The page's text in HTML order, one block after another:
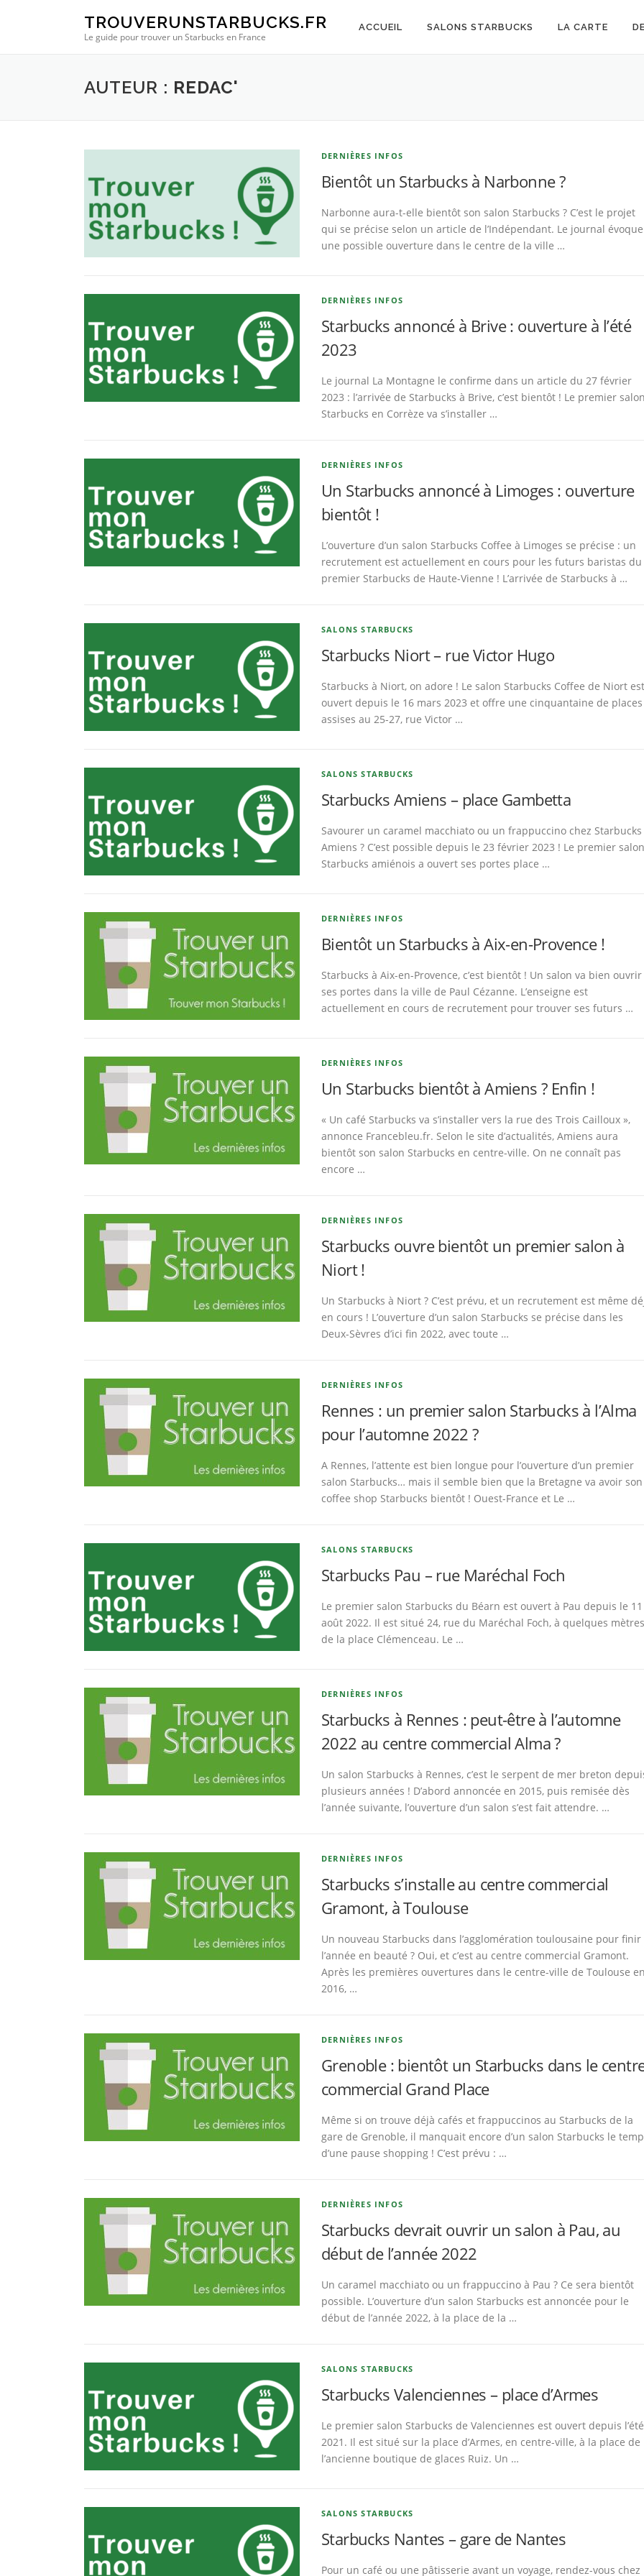
TROUVERUNSTARBUCKS.FR
Le guide pour trouver un Starbucks en France
ACCUEIL SALONS STARBUCKS LA CARTE
AUTEUR : REDAC'
DERNIÈRES INFOS
Bientôt un Starbucks à Narbonne ?
Narbonne aura-t-elle bientôt son salon Starbucks ? C’est le projet
qui se précise selon un article de l’Indépendant. Le journal évoque
une possible ouverture dans le centre de la ville …
DERNIÈRES INFOS
Starbucks annoncé à Brive : ouverture à l’été
2023
Le journal La Montagne le confirme dans un article du 27 février
2023 : l’arrivée de Starbucks à Brive, c’est bientôt ! Le premier
Starbucks en Corrèze va s’installer …
DERNIÈRES INFOS
Un Starbucks annoncé à Limoges : ouverture
bientôt !
L’ouverture d’un salon Starbucks Coffee à Limoges se précise : un
recrutement est actuellement en cours pour les futurs baristas du
premier Starbucks de Haute-Vienne ! L’arrivée de Starbucks à …
SALONS STARBUCKS
Starbucks Niort – rue Victor Hugo
Starbucks à Niort, on adore ! Le salon Starbucks Coffee de Niort est
ouvert depuis le 16 mars 2023 et offre une cinquantaine de places
assises au 25-27, rue Victor …
SALONS STARBUCKS
Starbucks Amiens – place Gambetta
Savourer un caramel macchiato ou un frappuccino chez Starbucks
Amiens ? C’est possible depuis le 23 février 2023 ! Le premier salon
Starbucks amiénois a ouvert ses portes place …
DERNIÈRES INFOS
Bientôt un Starbucks à Aix-en-Provence !
Starbucks à Aix-en-Provence, c’est bientôt ! Un salon va bien ouvrir
ses portes dans la ville de Paul Cézanne. L’enseigne est
actuellement en cours de recrutement pour trouver ses futurs …
DERNIÈRES INFOS
Un Starbucks bientôt à Amiens ? Enfin !
« Un café Starbucks va s’installer vers la rue des Trois Cailloux »,
annonce Francebleu.fr. Selon le site d’actualités, Amiens aura
bientôt son salon Starbucks en centre-ville. On ne connaît pas
encore …
DERNIÈRES INFOS
Starbucks ouvre bientôt un premier salon à
Niort !
Un Starbucks à Niort ? C’est prévu, et un recrutement est même
en cours ! L’ouverture d’un salon Starbucks se précise dans les
Deux-Sèvres d’ici fin 2022, avec toute …
DERNIÈRES INFOS
Rennes : un premier salon Starbucks à l’Alma
pour l’automne 2022 ?
A Rennes, l’attente est bien longue pour l’ouverture d’un premier
salon Starbucks… mais il semble bien que la Bretagne va avoir son
coffee shop Starbucks bientôt ! Ouest-France et Le …
SALONS STARBUCKS
Starbucks Pau – rue Maréchal Foch
Le premier salon Starbucks du Béarn est ouvert à Pau depuis le 11
août 2022. Il est situé 24, rue du Maréchal Foch, à quelques mètres
de la place Clémenceau. Le …
DERNIÈRES INFOS
Starbucks à Rennes : peut-être à l’automne
2022 au centre commercial Alma ?
Un salon Starbucks à Rennes, c’est le serpent de mer breton
plusieurs années ! D’abord annoncée en 2015, puis remisée dès
l’année suivante, l’ouverture d’un salon s’est fait attendre. …
DERNIÈRES INFOS
Starbucks s’installe au centre commercial
Gramont, à Toulouse
Un nouveau Starbucks dans l’agglomération toulousaine pour finir
l’année en beauté ? Oui, et c’est au centre commercial Gramont.
Après les premières ouvertures dans le centre-ville de Toulouse
2016, …
DERNIÈRES INFOS
Grenoble : bientôt un Starbucks dans le
commercial Grand Place
Même si on trouve déjà cafés et frappuccinos au Starbucks de la
gare de Grenoble, il manquait encore d’un salon Starbucks le
d’une pause shopping ! C’est prévu : …
DERNIÈRES INFOS
Starbucks devrait ouvrir un salon à Pau, au
début de l’année 2022
Un caramel macchiato ou un frappuccino à Pau ? Ce sera bientôt
possible. L’ouverture d’un salon Starbucks est annoncée pour le
début de l’année 2022, à la place de la …
SALONS STARBUCKS
Starbucks Valenciennes – place d’Armes
Le premier salon Starbucks de Valenciennes est ouvert depuis l’été
2021. Il est situé sur la place d’Armes, en centre-ville, à la place de
l’ancienne boutique de glaces Ruiz. Un …
SALONS STARBUCKS
Starbucks Nantes – gare de Nantes
Pour un café ou une pâtisserie avant un voyage, rendez-vous chez